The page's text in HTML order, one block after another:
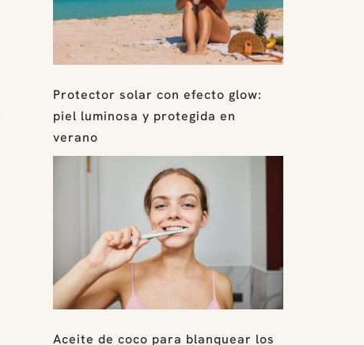
Protector solar con efecto glow:
piel luminosa y protegida en
verano
Aceite de coco para blanquear los